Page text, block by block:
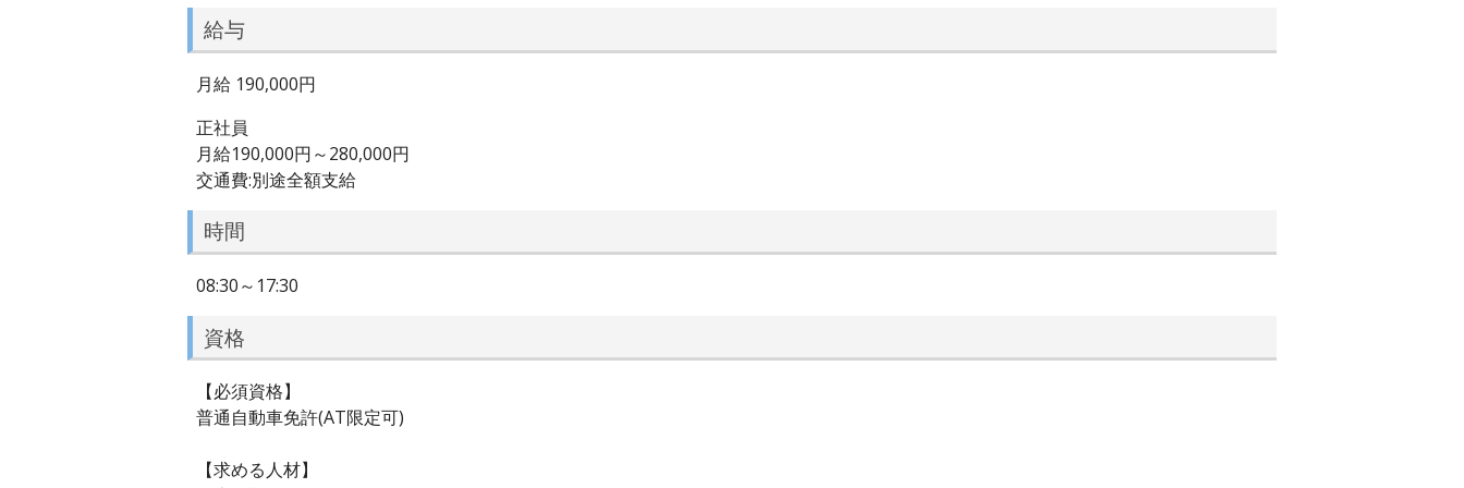
給与
月給 190,000円
正社員
月給190,000円～280,000円
交通費:別途全額支給
時間
08:30～17:30
資格
【必須資格】
普通自動車免許(AT限定可)
【求める人材】